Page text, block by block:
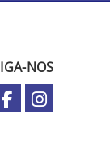
NOS